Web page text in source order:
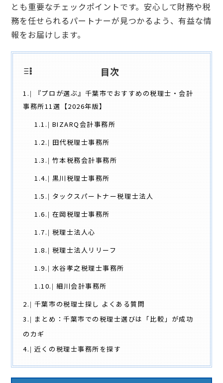
とも重要なチェックポイントです。安心して財務や税
務を任せられるパートナーが見つかるよう、有益な情
報をお届けします。
目次
1.
『プロが選ぶ』千葉市でおすすめの税理士・会計
事務所11選【2026年版】
1.1.
BIZARQ会計事務所
1.2.
田代税理士事務所
1.3.
竹本税務会計事務所
1.4.
黒川税理士事務所
1.5.
タックスパートナー税理士法人
1.6.
在岡税理士事務所
1.7.
税理士法人心
1.8.
税理士法人リリーフ
1.9.
水谷孝之税理士事務所
1.10.
細川会計事務所
2.
千葉市の税理士探し よくある質問
3.
まとめ：千葉市での税理士選びは「比較」が成功
のカギ
4.
近くの税理士事務所を探す